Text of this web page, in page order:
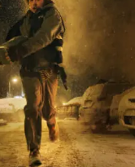
の「日本限定」予告映像
ラクーンシティ総合病